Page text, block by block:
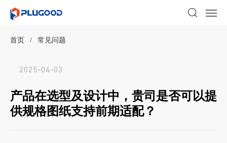
首页 / 常见问题
2025-04-03
产品在选型及设计中，贵司是否可以提
供规格图纸支持前期适配？